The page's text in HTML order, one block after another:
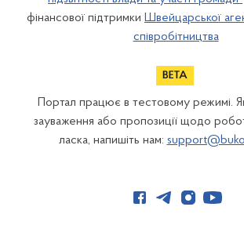
фінансової підтримки Швейцарської
співробітництва
Портал працює в тестовому режимі.
зауваження або пропозиції щодо
ласка, напишіть нам: